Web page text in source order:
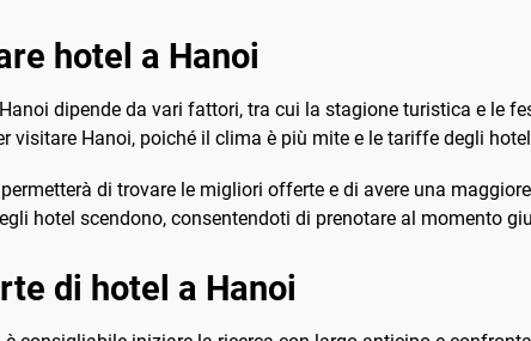
hotel a Hanoi
dipende da vari fattori, tra cui la stagione turistica e le
visitare Hanoi, poiché il clima è più mite e le tariffe degli
di trovare le migliori offerte e di avere una
hotel scendono, consentendoti di prenotare al momento
di hotel a Hanoi